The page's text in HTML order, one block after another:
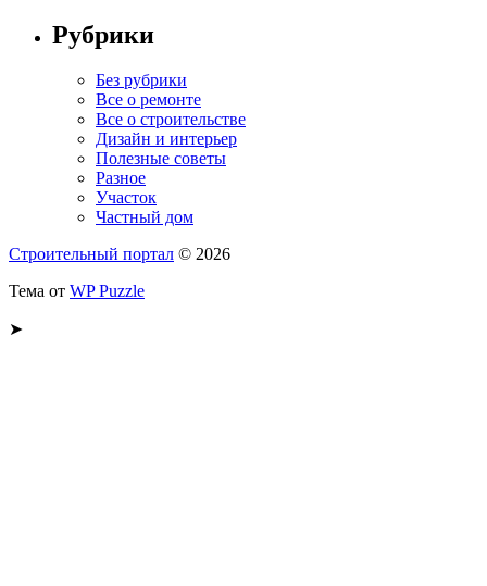
Рубрики
Без рубрики
Все о ремонте
Все о строительстве
Дизайн и интерьер
Полезные советы
Разное
Участок
Частный дом
Строительный портал © 2026
Тема от WP Puzzle
➤